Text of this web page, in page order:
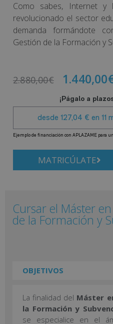
Como sabes, Internet y
revolucionado el sector
demanda formándote
Gestión de la Formación y
2.880,00€ 1.440,00
MATRICÚLATE
Cursar el Máster
de la Formación y
OBJETIVOS
La finalidad del Máster
la Formación y
se especialice en el